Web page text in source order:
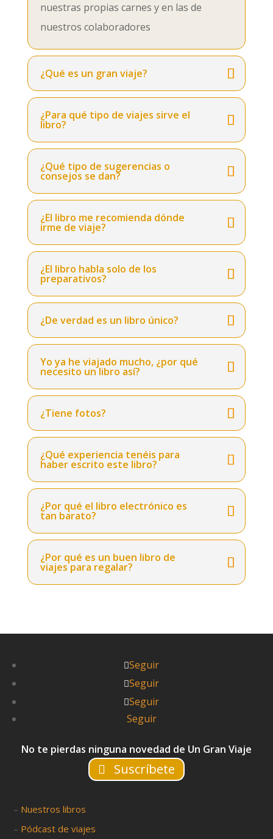
nuestras propias carnes y en las de
nuestros colaboradores
¿Qué es un gran viaje?
¿Para qué tipo de viajes sirve el
libro?
¿Qué tipo de sugerencias o
consejos se dan?
¿El libro me recomienda dónde
irme de viaje?
¿El libro habla solo de los
preparativos?
¿De verdad es un libro único?
Yo ya he viajado mucho, ¿por qué
necesito un libro así?
¿Tiene fotos?
¿Qué experiencia tenéis para
haber escrito este libro?
¿Por qué el libro electrónico es
tan barato?
¿Por qué es un buen libro de
viajes para regalar?
Seguir
Seguir
Seguir
Seguir
No te pierdas ninguna novedad de Un Gran Viaje
Suscríbete
– Nuestros libros
– Pódcast de viajes